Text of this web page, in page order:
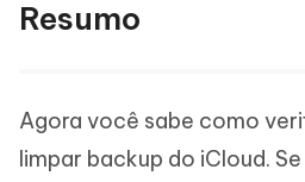
Resumo
Agora você sabe como
limpar backup do iCloud.